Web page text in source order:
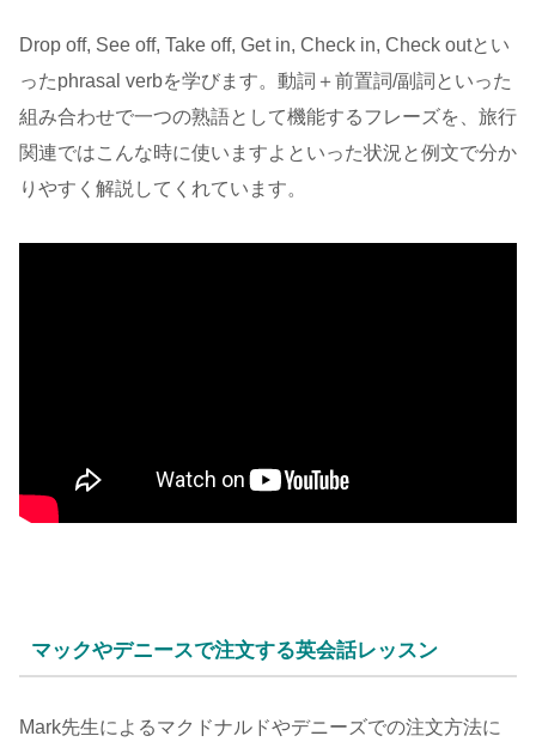
Drop off, See off, Take off, Get in, Check in, Check outとい
ったphrasal verbを学びます。動詞＋前置詞/副詞といった
組み合わせで一つの熟語として機能するフレーズを、旅行
関連ではこんな時に使いますよといった状況と例文で分か
りやすく解説してくれています。
マックやデニースで注文する英会話レッスン
Mark先生によるマクドナルドやデニーズでの注文方法に